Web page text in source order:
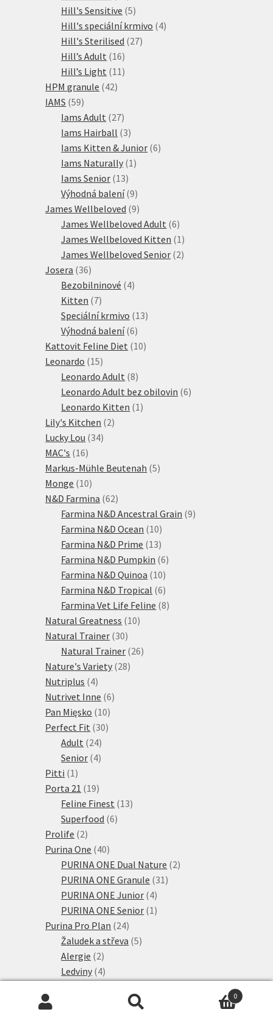
produktů
Hill's Sensitive 55
produktů
Hill's speciální krmivo 44
Hill's Sterilised 2727
Hill’s Adult 1616
produktů
Hill’s Light 11 11
HPM granule 4242
IAMS 5959
produktů
Iams Adult 2727
produktů
Iams Hairball 33
produkty
Iams Kitten & Junior 66
Iams Naturally 1 1
Iams Senior 1313
produktů
Výhodná balení 99
produktů
James Wellbeloved 99
produktů
James Wellbeloved Adult 66
produktů
James Wellbeloved Kitten 1 1
produkt
James Wellbeloved Senior 22
Josera 3636
produktů
Bezobilninové 44
Kitten 77
produktů
Speciální krmivo 1313
Výhodná balení 66
produktů
Kattovit Feline Diet 1010
Leonardo 1515
produktů
Leonardo Adult 88
produktů
Leonardo Adult bez obilovin 66
Leonardo Kitten 1 1
Lily's Kitchen 22
Lucky Lou 3434
MAC's 1616
produktů
Markus-Mühle Beutenah 55
Monge 1010
produktů
N&D Farmina 6262
produktů
Farmina N&D Ancestral Grain 99
Farmina N&D Ocean 1010
produktů
Farmina N&D Prime 1313
produktů
Farmina N&D Pumpkin 66
Farmina N&D Quinoa 1010
produktů
Farmina N&D Tropical 66
produktů
Farmina Vet Life Feline 88
Natural Greatness 1010
Natural Trainer 3030
produktů
Natural Trainer 2626
Nature's Variety 2828
Nutriplus 44
produkty
Nutrivet Inne 66
Pan Mięsko 1010
produktů
Perfect Fit 3030
Adult 2424
produktů
Senior 44
Pitti 1 1
produkt
Porta 21 1919
produktů
Feline Finest 1313
Superfood 66
Prolife 22
produkty
Purina One 4040
produktů
PURINA ONE Dual Nature 22
PURINA ONE Granule 31 31
PURINA ONE Junior 44
produkty
PURINA ONE Senior 1 1
Purina Pro Plan 2424
produktů
Žaludek a střeva 55
Alergie 22
produkty
Ledviny 44
produktů
Nadváha a diabetes 0